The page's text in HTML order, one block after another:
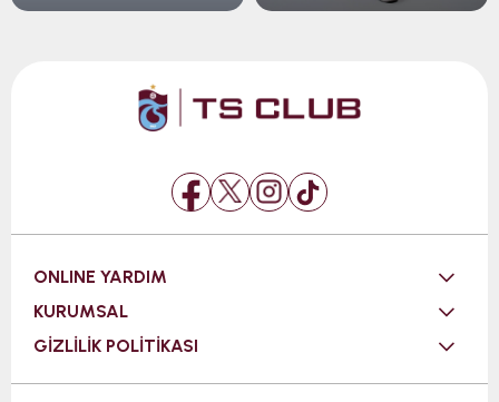
ONLINE YARDIM
KURUMSAL
GİZLİLİK POLİTİKASI